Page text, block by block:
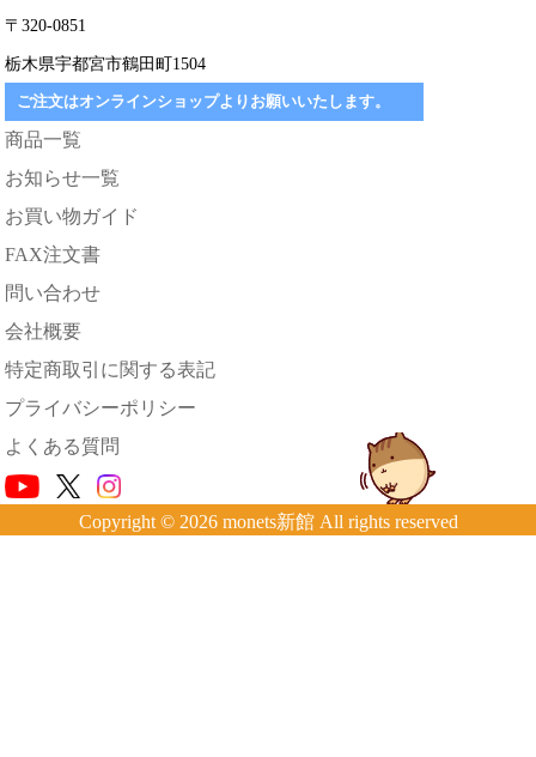
〒320-0851
栃木県宇都宮市鶴田町1504
ご注文はオンラインショップよりお願いいたします。
商品一覧
お知らせ一覧
お買い物ガイド
FAX注文書
問い合わせ
会社概要
特定商取引に関する表記
プライバシーポリシー
よくある質問
Copyright © 2026 monets新館 All rights reserved